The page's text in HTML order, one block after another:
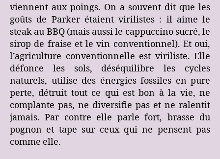
viennent aux poings. On a souvent dit que les
goûts de Parker étaient virilistes : il aime le
steak au BBQ (mais aussi le cappuccino sucré, le
sirop de fraise et le vin conventionnel). Et oui,
l’agriculture conventionnelle est viriliste. Elle
défonce les sols, déséquilibre les cycles
naturels, utilise des énergies fossiles en pure
perte, détruit tout ce qui est bon à la vie, ne
complante pas, ne diversifie pas et ne ralentit
jamais. Par contre elle parle fort, brasse du
pognon et tape sur ceux qui ne pensent pas
comme elle.